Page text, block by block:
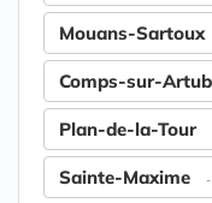
Mouans-Sartoux
Comps-sur-
Plan-de-la-Tour
Sainte-Maxime